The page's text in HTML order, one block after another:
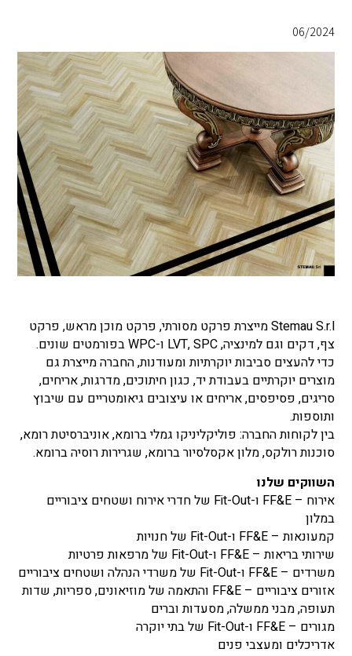
06/2024
Stemau S.r.l מייצרת פרקט מסורתי, פרקט מוכן מראש, פרקט
צף, דקים וגם למינציה, LVT, SPC ו-WPC בפורמטים שונים.
כדי להעצים סביבות יוקרתיות ומעודנות, החברה מייצרת גם
מוצרים יוקרתיים בעבודת יד, כגון חיתוכים, מדרגות, אריחים,
סריגים, פסיפסים, אריחים או עיצובים גיאומטריים עם שיבוץ
ותוספות.
בין לקוחות החברה: פוליקליניקו גמלי ברומא, אוניברסיטת רומא,
סוכנות רולקס, מלון אקסלסיור ברומא, שגרירות רוסיה ברומא.
השווקים שלנו
אירוח – FF&E ו-Fit-Out של חדרי אירוח ושטחים ציבוריים
במלון
קמעונאות – FF&E ו-Fit-Out של חנויות
שירותי בריאות – FF&E ו-Fit-Out של מרפאות פרטיות
משרדים – FF&E ו-Fit-Out של משרדי הנהלה ושטחים ציבוריים
אזורים ציבוריים – FF&E והתאמה של מוזיאונים, ספריות, שדות
תעופה, מבני ממשלה, מסעדות וברים
מגורים – FF&E ו-Fit-Out של בתי יוקרה
אדריכלים ומעצבי פנים